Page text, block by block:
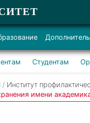
Студентам
/ Институт
имени